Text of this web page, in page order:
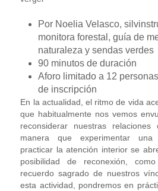
Por Noelia Velasco,
monitora forestal, guía de
naturaleza y sendas verdes
90 minutos de duración
Aforo limitado a 12
de inscripción
En la actualidad, el ritmo de vida
que habitualmente nos vemos
reconsiderar nuestras
manera que experimentar
practicar la atención interior se
posibilidad de reconexión,
recuerdo sagrado de nuestros
esta actividad, pondremos en